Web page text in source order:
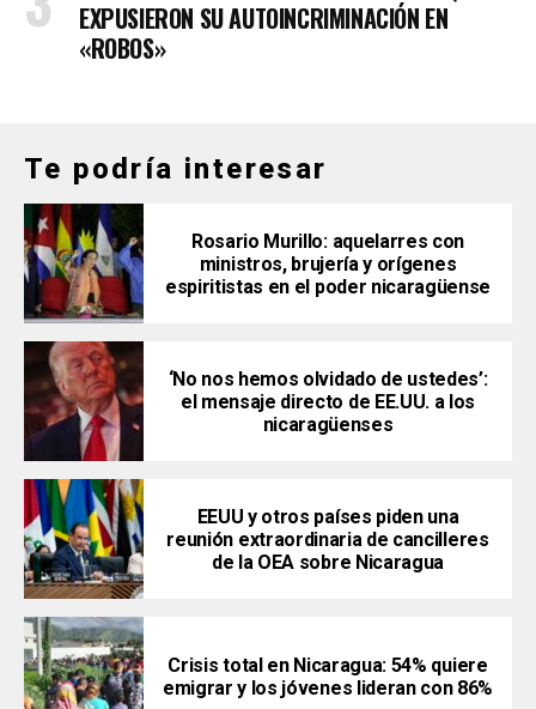
EXPUSIERON SU AUTOINCRIMINACIÓN EN
«ROBOS»
Te podría interesar
Rosario Murillo: aquelarres con
ministros, brujería y orígenes
espiritistas en el poder nicaragüense
‘No nos hemos olvidado de ustedes’:
el mensaje directo de EE.UU. a los
nicaragüenses
EEUU y otros países piden una
reunión extraordinaria de cancilleres
de la OEA sobre Nicaragua
Crisis total en Nicaragua: 54% quiere
emigrar y los jóvenes lideran con 86%